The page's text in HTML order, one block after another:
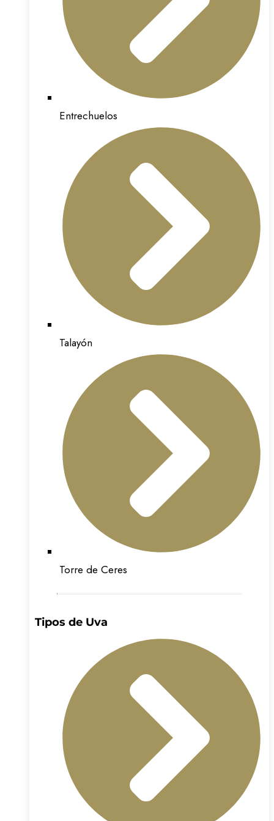
Entrechuelos
Talayón
Torre de Ceres
Tipos de Uva